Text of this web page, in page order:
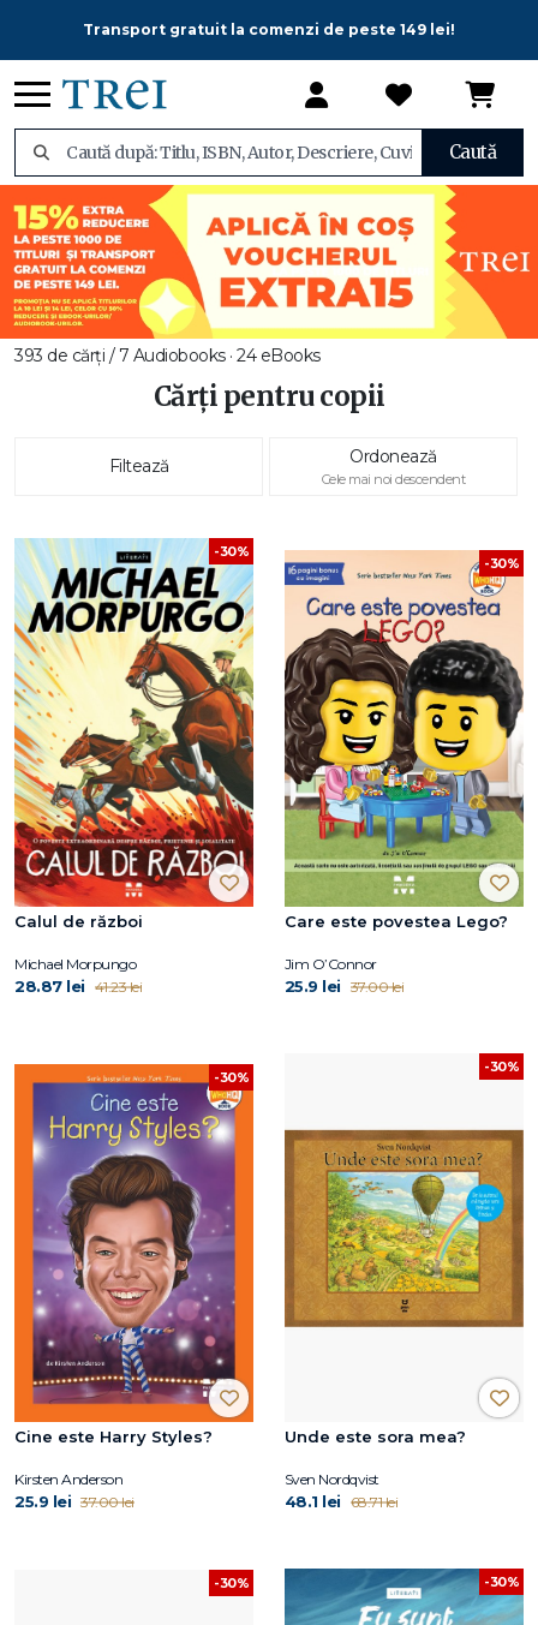
Transport gratuit la comenzi de peste 149 lei!
Caută
393 de cărți / 7 Audiobooks · 24 eBooks
Cărți pentru copii
Filtează Ordonează
Cele mai noi descendent
-30%
Calul de război
Michael Morpungo
28.87 lei 41.23 lei
-30%
Care este povestea Lego?
Jim O’Connor
25.9 lei 37.00 lei
-30%
Cine este Harry Styles?
Kirsten Anderson
25.9 lei 37.00 lei
-30%
Unde este sora mea?
Sven Nordqvist
48.1 lei 68.71 lei
-30% -30%